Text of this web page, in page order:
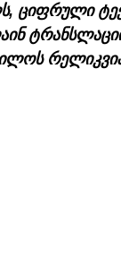
ციფრული